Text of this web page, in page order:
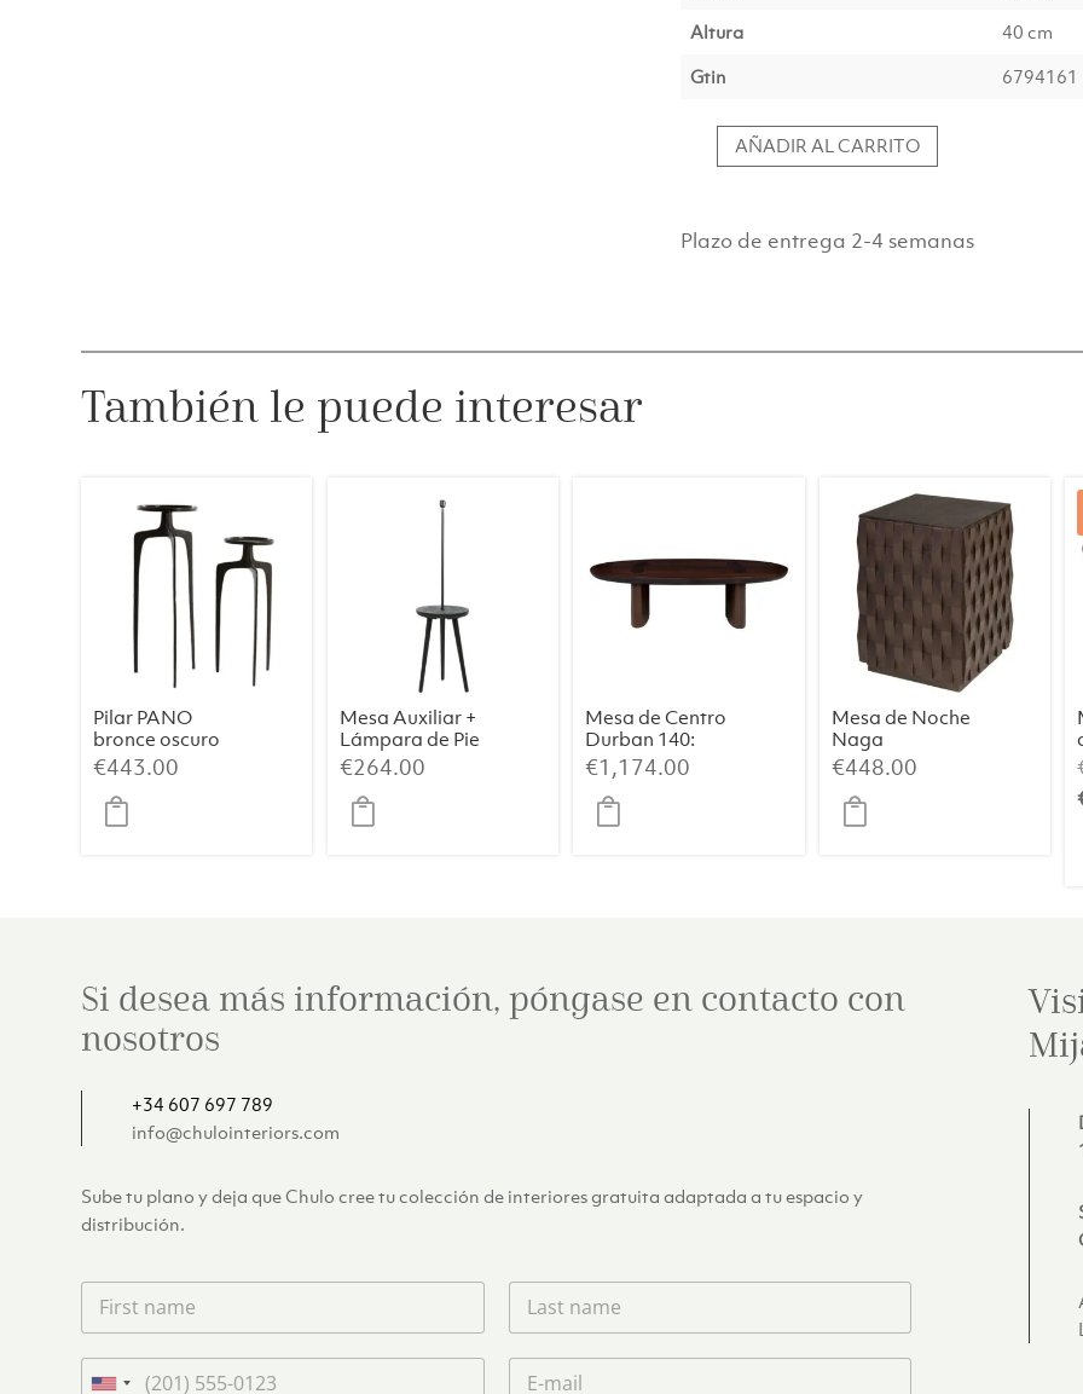
Altura
40 cm
Gtin
6794161
cm
Rosa
AÑADIR AL CARRITO
Plazo de entrega 2-4 semanas
También le puede interesar
Pilar PANO
bronce oscuro
€443.00
Mesa Auxiliar +
Lámpara de Pie
TOLFA –
Ø40×135 cm,
Negro Mate
€264.00
Mesa de Centro
Durban 140:
Elegancia
Artesanal con
Chapa de
Eucalipto
€1,174.00
Mesa de Noche
Naga
€448.00
Si desea más información, póngase en contacto con
nosotros
+34 607 697 789
info@chulointeriors.com
Sube tu plano y deja que Chulo cree tu colección de interiores gratuita adaptada a tu espacio y
distribución.
F
r
s
L
s
t
T
C